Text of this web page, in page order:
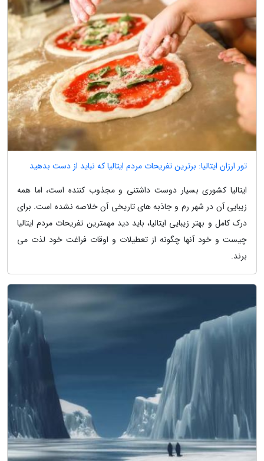
تور ارزان ایتالیا: برترین تفریحات مردم ایتالیا که نباید از دست بدهید
ایتالیا کشوری بسیار دوست داشتنی و مجذوب کننده است، اما همه
زیبایی آن در شهر رم و جاذبه های تاریخی آن خلاصه نشده است. برای
درک کامل و بهتر زیبایی ایتالیا، باید دید مهمترین تفریحات مردم ایتالیا
چیست و خود آنها چگونه از تعطیلات و اوقات فراغت خود لذت می
برند.